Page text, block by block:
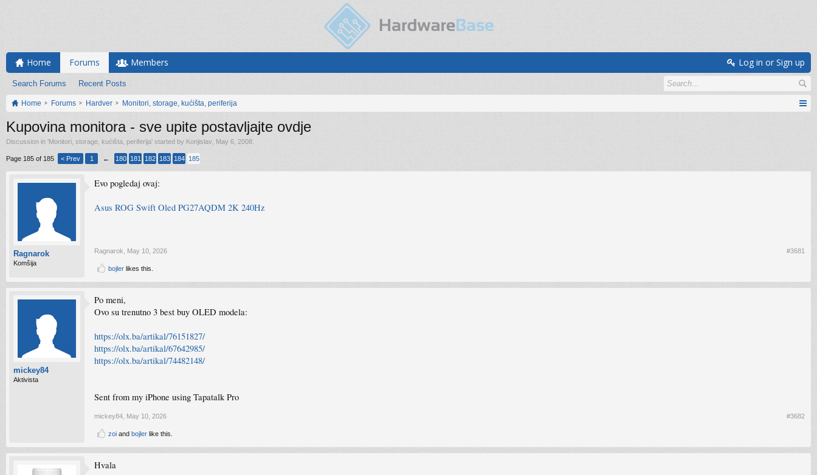
Home Forums
Search Forums Recent Posts
Members Log in or Sign up
Home Forums Hardver Monitori, storage, kućišta, periferija
Kupovina monitora - sve upite postavljajte ovdje
Discussion in 'Monitori, storage, kućišta, periferija' started by Konjislav May 6, 2008
Page 185 of 185 < Prev 1 ← 180 181 182 183 184 185
Ragnarok
Komšija
Evo pogledaj ovaj:
Asus ROG Swift Oled PG27AQDM 2K 240Hz
Ragnarok May 10, 2026 #3681
bojler likes this.
mickey84
Aktivista
Po meni,
Ovo su trenutno 3 best buy OLED modela:
https://olx.ba/artikal/76151827/
https://olx.ba/artikal/67642985/
https://olx.ba/artikal/74482148/
Sent from my iPhone using Tapatalk Pro
mickey84 May 10, 2026 #3682
zoi and bojler like this.
Hvala